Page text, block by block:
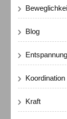
Blog
Entspannung
Koordination
Kraft